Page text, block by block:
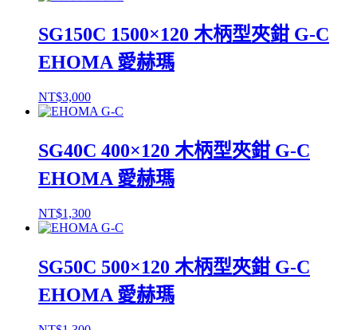
SG150C 1500×120 木柄型夾鉗 G-C
EHOMA 愛赫瑪
NT$3,000
SG40C 400×120 木柄型夾鉗 G-C
EHOMA 愛赫瑪
NT$1,300
SG50C 500×120 木柄型夾鉗 G-C
EHOMA 愛赫瑪